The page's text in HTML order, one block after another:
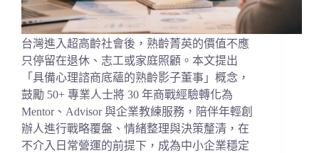
台灣進入超高齡社會後，熟齡菁英的價值不應
只停留在退休、志工或家庭照顧。本文提出
「具備心理諮商底蘊的熟齡影子董事」概念，
鼓勵 50+ 專業人士將 30 年商戰經驗轉化為
Mentor、Advisor 與企業教練服務，陪伴年輕創
辦人進行戰略覆盤、情緒整理與決策釐清，在
不介入日常營運的前提下，成為中小企業穩定